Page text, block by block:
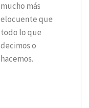
mucho más
elocuente que
todo lo que
decimos o
hacemos.